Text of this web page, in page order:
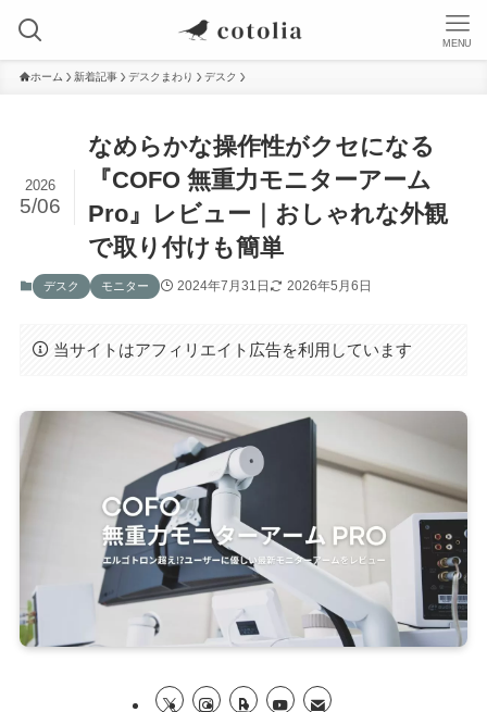
MENU
ホーム 新着記事 デスクまわり デスク
なめらかな操作性がクセになる
『COFO 無重力モニターアーム
Pro』レビュー｜おしゃれな外観
で取り付けも簡単
2026
5/06
デスク モニター 2024年7月31日 2026年5月6日
当サイトはアフィリエイト広告を利用しています